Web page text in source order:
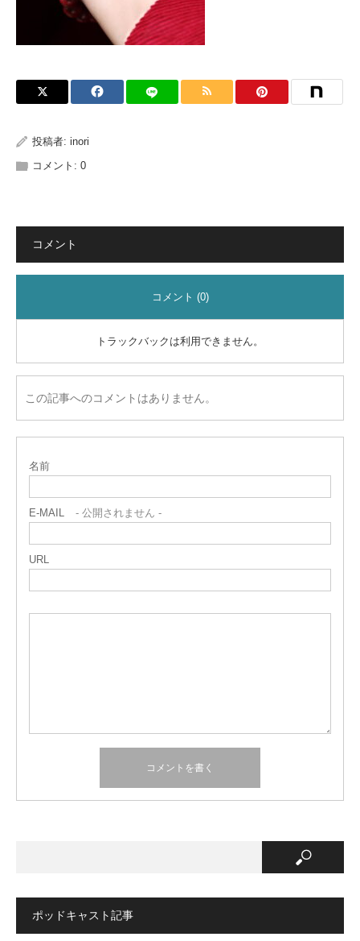
投稿者: inori
コメント: 0
コメント
コメント (0)
トラックバックは利用できません。
この記事へのコメントはありません。
名前
E-MAIL - 公開されません -
URL
ポッドキャスト記事